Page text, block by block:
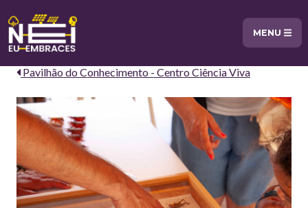
MENU
Pavilhão do Conhecimento - Centro Ciência Viva